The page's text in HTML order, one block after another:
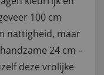
100 cm
nattigheid, maar
24 cm –
deze vrolijke